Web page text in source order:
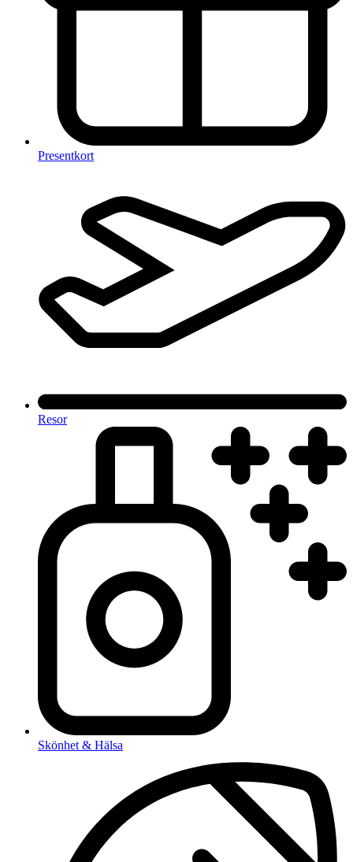
Presentkort
Resor
Skönhet & Hälsa